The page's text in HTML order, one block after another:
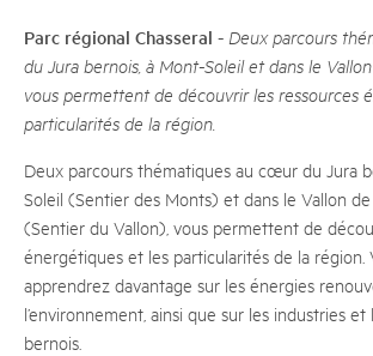
Parc régional Chasseral - Deux parcours
du Jura bernois, à Mont-Soleil et dans le
vous permettent de découvrir les ressources
particularités de la région.
Deux parcours thématiques au cœur du Jura
Soleil (Sentier des Monts) et dans le Vallon
(Sentier du Vallon), vous permettent de
énergétiques et les particularités de la région.
apprendrez davantage sur les énergies
l’environnement, ainsi que sur les industries et
bernois.